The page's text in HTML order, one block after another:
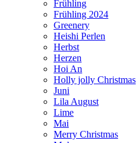
Frühling
Frühling 2024
Greenery
Heishi Perlen
Herbst
Herzen
Hoi An
Holly jolly Christmas
Juni
Lila August
Lime
Mai
Merry Christmas